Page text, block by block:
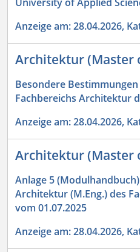
Anzeige am: 28.04.2026,
Architektur (Master
Besondere
Fachbereichs Architektur
Anzeige am: 28.04.2026,
Architektur (Master
Anlage 5
Architektur (M.Eng.) des
vom 01.07.2025
Anzeige am: 28.04.2026,